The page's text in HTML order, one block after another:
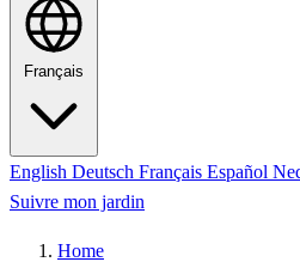
Français
English Deutsch Français Español
Suivre mon jardin
Home